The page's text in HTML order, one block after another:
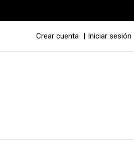
Crear cuenta Iniciar sesión